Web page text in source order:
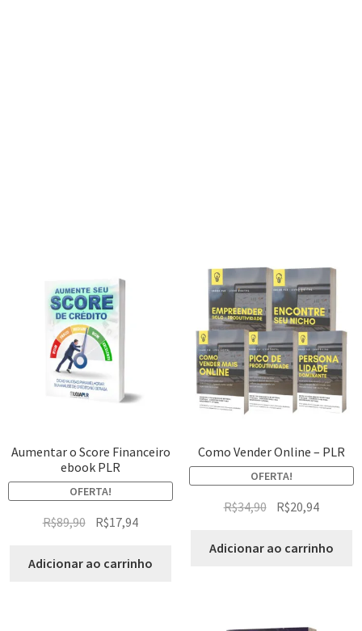
Aumentar o Score Financeiro
ebook PLR
OFERTA!
R$89,90 R$17,94
Adicionar ao carrinho
Como Vender Online – PLR
OFERTA!
R$34,90 R$20,94
Adicionar ao carrinho